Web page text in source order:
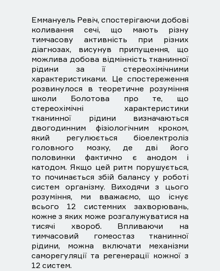
Еммануель Ревіч, спостерігаючи добові
коливання сечі, що мають різну
тимчасову активність при різних
діагнозах, висунув припущення, що
можлива добова відмінність тканинної
рідини за її стереохімічними
характеристиками. Це спостереження
розвинулося в теоретичне розуміння
школи Болотова про те, що
стереохімічні характеристики
тканинної рідини визначаються
двогодинним фізіологічним кроком,
який регулюється біоелектроліз
головного мозку, де дві його
половинки фактично є анодом і
катодом. Якщо цей ритм порушується,
то починається збій балансу у роботі
систем організму. Виходячи з цього
розуміння, ми вважаємо, що існує
всього 12 системних захворювань,
кожне з яких може розгалужуватися на
тисячі хвороб. Впливаючи на
тимчасовий гомеостаз тканинної
рідини, можна включати механізми
саморегуляції та регенерації кожної з
12 систем.